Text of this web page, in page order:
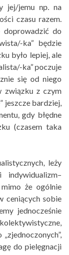
jej/jemu np. na
czasu razem.
doprowadzić do
ka” będzie
było lepiej, ale
ka” poczuje
się od niego
związku z czym
jeszcze bardziej,
gdy błędne
(czasem taka
leży
że ogólnie
ceniących sobie
jednocześnie
do pielęgnacji